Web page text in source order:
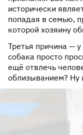
исторически
попадая в семью,
которой хозяину
Третья причина —
собака просто
ещё отвлечь
облизыванием? Ну